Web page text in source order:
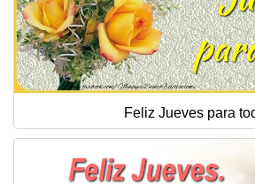
Feliz Jueves para